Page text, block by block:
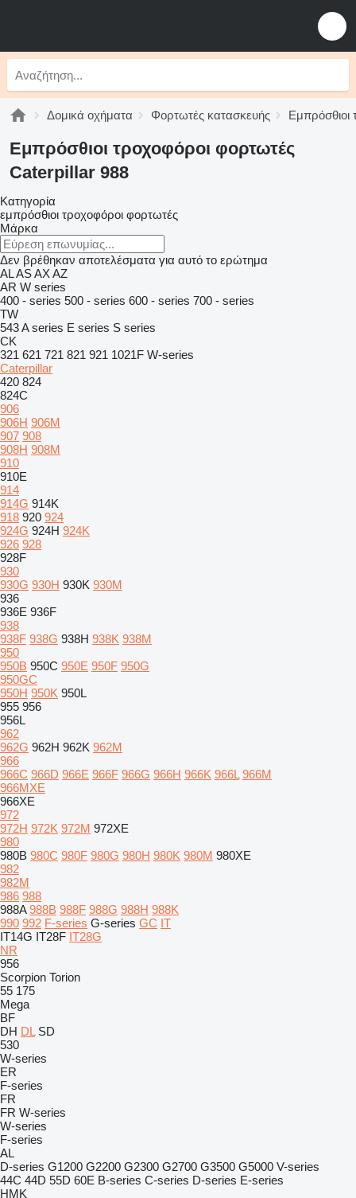
Δομικά οχήματα Φορτωτές κατασκευής Εμπρόσθιοι
Εμπρόσθιοι τροχοφόροι φορτωτές
Caterpillar 988
Κατηγορία
εμπρόσθιοι τροχοφόροι φορτωτές
Μάρκα
Δεν βρέθηκαν αποτελέσματα για αυτό το ερώτημα
ALASAXAZ
AR W series
400 - series 500 - series 600 - series 700 - series
TW
543A series E series S series
CK
321 621 721 821 921 1021F W-series
Caterpillar
420 824
824C
906
906H 906M
907 908
908H 908M
910
910E
914
914G 914K
918 920 924
924G 924H 924K
926 928
928F
930
930G 930H 930K 930M
936
936E 936F
938
938F 938G 938H 938K 938M
950
950B 950C 950E 950F 950G
950GC
950H 950K 950L
955 956
956L
962
962G 962H 962K 962M
966
966C 966D 966E 966F 966G 966H 966K 966L 966M
966MXE
966XE
972
972H 972K 972M 972XE
980
980B 980C 980F 980G 980H 980K 980M 980XE
982
982M
986 988
988A 988B 988F 988G 988H 988K
990 992 F-series G-series GC IT
IT14G IT28F IT28G
NR
956
Scorpion Torion
55 175
Mega
BF
DH DL SD
530
W-series
ER
F-series
FR
FR W-series
W-series
F-series
AL
D-series G1200 G2200 G2300 G2700 G3500 G5000 V-series
44C 44D 55D 60E B-series C-series D-series E-series
HMK